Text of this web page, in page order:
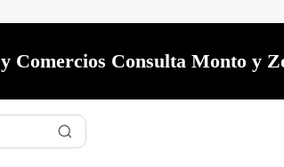
Comercios Consulta Monto y